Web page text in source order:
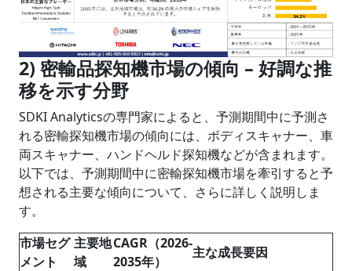
2) 密輸品探知機市場の傾向 – 好調な推
移を示す分野
SDKI Analyticsの専門家によると、予測期間中に予測さ
れる密輸探知機市場の傾向には、ボディスキャナー、車
両スキャナー、ハンドヘルド探知機などが含まれます。
以下では、予測期間中に密輸探知機市場を牽引すると予
想される主要な傾向について、さらに詳しく説明しま
す。
市場セグ
メント
主要地
域
CAGR（2026-
2035年）
主な成長要因